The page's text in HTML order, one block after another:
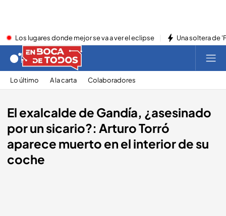
Los lugares donde mejor se va a ver el eclipse Una soltera de
Lo último A la carta Colaboradores
El exalcalde de Gandía, ¿asesinado
por un sicario?: Arturo Torró
aparece muerto en el interior de su
coche